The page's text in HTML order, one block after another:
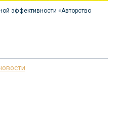
эффективности «Авторство